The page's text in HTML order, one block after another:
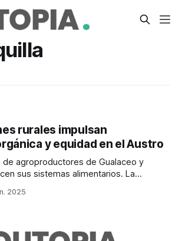
rurales impulsan
y equidad en el Austro
de agroproductores de Gualaceo y
sus sistemas alimentarios. La
2025